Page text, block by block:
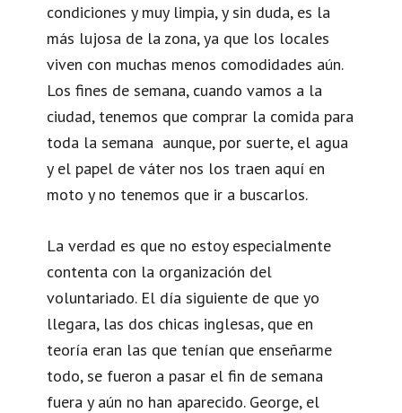
condiciones y muy limpia, y sin duda, es la
más lujosa de la zona, ya que los locales
viven con muchas menos comodidades aún.
Los fines de semana, cuando vamos a la
ciudad, tenemos que comprar la comida para
toda la semana aunque, por suerte, el agua
y el papel de váter nos los traen aquí en
moto y no tenemos que ir a buscarlos.
La verdad es que no estoy especialmente
contenta con la organización del
voluntariado. El día siguiente de que yo
llegara, las dos chicas inglesas, que en
teoría eran las que tenían que enseñarme
todo, se fueron a pasar el fin de semana
fuera y aún no han aparecido. George, el